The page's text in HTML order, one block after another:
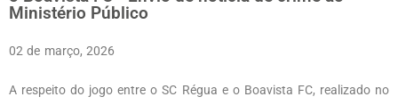
Ministério Público
02 de março, 2026
A respeito do jogo entre o SC Régua e o Boavista FC, realizado no